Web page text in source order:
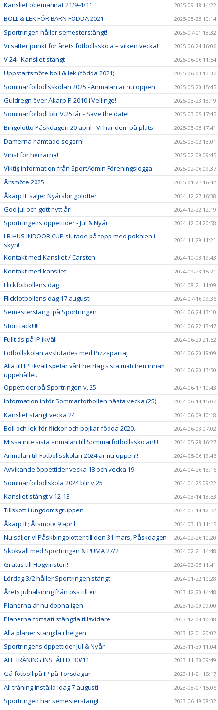
Kansliet obemannat 21/9-4/11 2025-09-18 14:22
BOLL & LEK FÖR BARN FÖDDA 2021 2025-08-25 10:14
Sportringen håller semesterstängt! 2025-07-01 18:32
Vi sätter punkt för årets fotbollsskola – vilken vecka! 2025-06-24 16:06
V 24 - Kansliet stängt 2025-06-06 11:54
Uppstartsmöte boll & lek (födda 2021) 2025-06-03 13:37
Sommarfotbollsskolan 2025 - Anmälan är nu öppen 2025-05-20 15:45
Guldregn över Åkarp P-2010 i Vellinge! 2025-03-23 13:19
Sommarfotboll blir V.25 iår - Save the date! 2025-03-05 17:45
Bingolotto Påskdagen 20 april - Vi har dem på plats! 2025-03-05 17:41
Damerna hämtade segern! 2025-03-02 13:01
Vinst för herrarna! 2025-02-09 09:45
Viktig information från SportAdmin Föreningslogga 2025-02-06 09:37
Årsmöte 2025 2025-01-27 16:42
Åkarp IF säljer Nyårsbingolotter 2024-12-27 16:38
God jul och gott nytt år! 2024-12-22 12:19
Sportringens öppettider - Jul & Nyår 2024-12-04 20:58
LB HUS INDOOR CUP slutade på topp med pokalen i
skyn!
2024-11-29 11:21
Kontakt med Kansliet / Carsten 2024-10-08 19:43
Kontakt med kansliet 2024-09-23 15:21
Flickfotbollens dag 2024-08-21 11:09
Flickfotbollens dag 17 augusti 2024-07-16 09:36
Semesterstängt på Sportringen 2024-06-24 13:10
Stort tack!!!!! 2024-06-22 13:47
Fullt ös på IP ikväll 2024-06-20 21:52
Fotbollskolan avslutades med Pizzapartaj 2024-06-20 19:09
Alla till IP! Ikväll spelar vårt herrlag sista matchen innan
uppehållet.
2024-06-20 13:50
Öppettider på Sportringen v. 25 2024-06-17 10:43
Information inför Sommarfotbollen nästa vecka (25) 2024-06-14 15:07
Kansliet stängt vecka 24 2024-06-09 10:18
Boll och lek för flickor och pojkar födda 2020. 2024-06-03 07:02
Missa inte sista anmälan till Sommarfotbollsskolan!!! 2024-05-28 16:27
Anmälan till Fotbollsskolan 2024 är nu öppen!! 2024-05-06 19:46
Avvikande öppettider vecka 18 och vecka 19 2024-04-26 13:16
Sommarfotbollskola 2024 blir v.25 2024-04-25 09:22
Kansliet stängt v 12-13 2024-03-14 18:53
Tillskott i ungdomsgruppen 2024-03-14 12:52
Åkarp IF; Årsmöte 9 april 2024-03-13 11:15
Nu säljer vi Påskbingolotter till den 31 mars, Påskdagen 2024-02-26 10:20
Skokväll med Sportringen & PUMA 27/2 2024-02-21 14:48
Grattis till Högvinsten! 2024-02-05 11:41
Lördag 3/2 håller Sportringen stängt 2024-01-22 10:28
Årets julhälsning från oss till er! 2023-12-20 14:48
Planerna är nu öppna igen 2023-12-09 09:00
Planerna fortsatt stängda tillsvidare 2023-12-04 10:48
Alla planer stängda i helgen 2023-12-01 20:02
Sportringens öppettider Jul & Nyår 2023-11-30 11:04
ALL TRÄNING INSTÄLLD, 30/11 2023-11-30 09:49
Gå fotboll på IP på Torsdagar 2023-11-21 15:17
All träning inställd idag 7 augusti 2023-08-07 15:06
Sportringen har semesterstängt 2023-06-19 08:32